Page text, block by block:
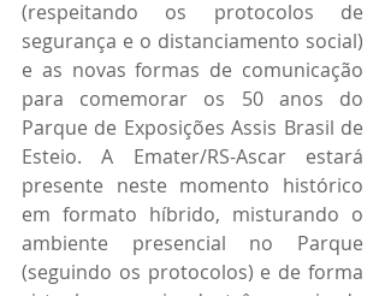
(respeitando os protocolos de
segurança e o distanciamento social)
e as novas formas de comunicação
para comemorar os 50 anos do
Parque de Exposições Assis Brasil de
Esteio. A Emater/RS-Ascar estará
presente neste momento histórico
em formato híbrido, misturando o
ambiente presencial no Parque
(seguindo os protocolos) e de forma